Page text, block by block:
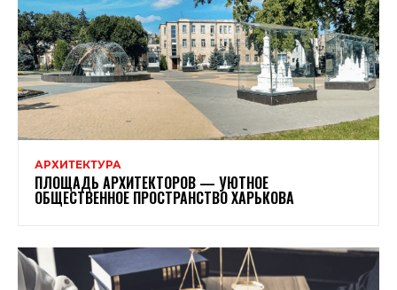
АРХИТЕКТУРА
ПЛОЩАДЬ АРХИТЕКТОРОВ — УЮТНОЕ
ОБЩЕСТВЕННОЕ ПРОСТРАНСТВО ХАРЬКОВА